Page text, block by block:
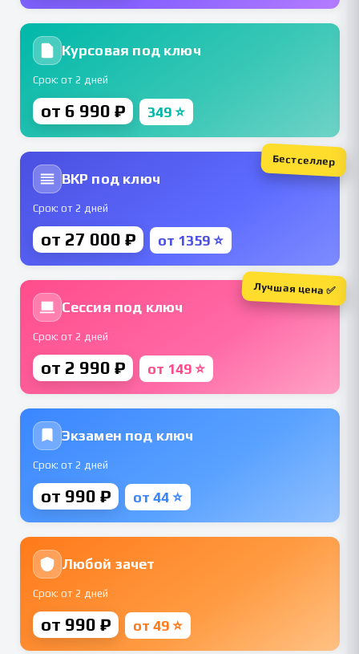
Курсовая под ключ
Срок: от 2 дней
от 6 990 ₽ 349 ⭐
ВКР под ключ
Срок: от 2 дней
от 27 000 ₽ от 1359 ⭐
Бестселлер
Сессия под ключ
Срок: от 2 дней
от 2 990 ₽ от 149 ⭐
Лучшая цена ✅
Экзамен под ключ
Срок: от 2 дней
от 990 ₽ от 44 ⭐
Любой зачет
Срок: от 2 дней
от 990 ₽ от 49 ⭐